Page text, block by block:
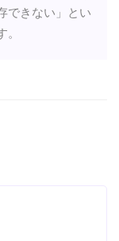
できない」とい